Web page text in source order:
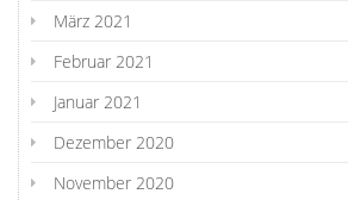
März 2021
Februar 2021
Januar 2021
Dezember 2020
November 2020